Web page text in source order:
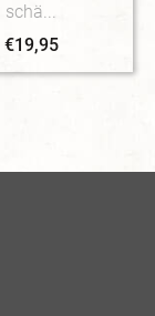
schä...
€19,95